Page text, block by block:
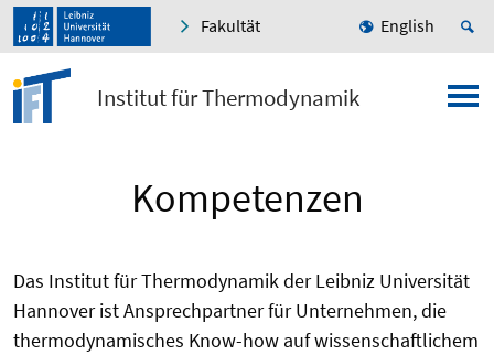
Fakultät English
Institut für Thermodynamik
Kompetenzen
Das Institut für Thermodynamik der Leibniz Universität
Hannover ist Ansprechpartner für Unternehmen, die
thermodynamisches Know-how auf wissenschaftlichem